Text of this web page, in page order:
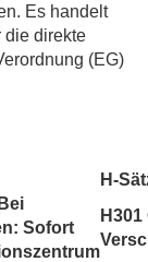
Es handelt
die direkte
(EG)
H-
Sofort